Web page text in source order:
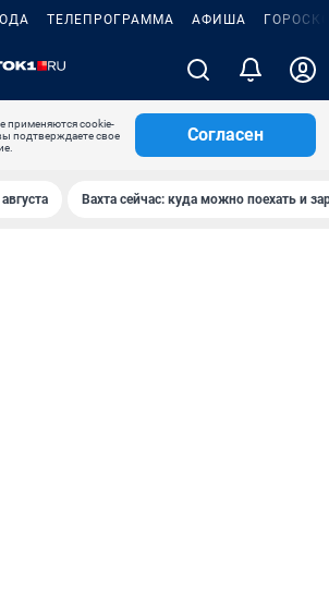
ТЕЛЕПРОГРАММА АФИША
применяются cookie-
подтверждаете свое
Согласен
Вахта сейчас: куда можно поехать и